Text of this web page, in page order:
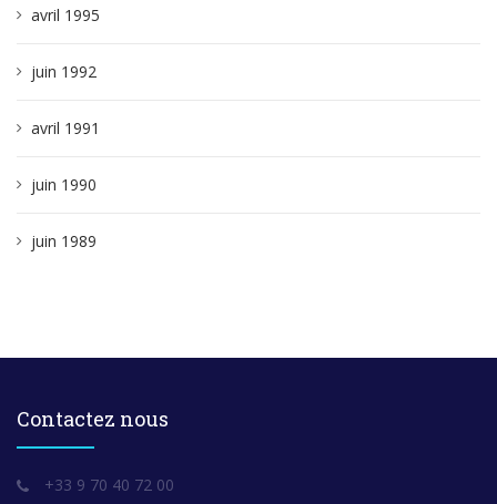
avril 1995
juin 1992
avril 1991
juin 1990
juin 1989
Contactez nous
+33 9 70 40 72 00